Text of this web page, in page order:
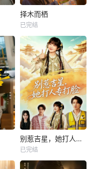
择木而栖
已完结
别惹吉星，她打人专打脸
已完结